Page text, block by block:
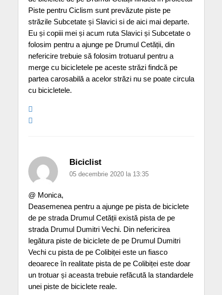
Piste pentru Ciclism sunt prevăzute piste pe
străzile Subcetate și Slavici si de aici mai departe.
Eu și copiii mei și acum ruta Slavici și Subcetate o
folosim pentru a ajunge pe Drumul Cetății, din
nefericire trebuie să folosim trotuarul pentru a
merge cu bicicletele pe aceste străzi findcă pe
partea carosabilă a acelor străzi nu se poate circula
cu bicicletele.
Biciclist
05 decembrie 2020 la 13:35
@ Monica,
Deasemenea pentru a ajunge pe pista de biciclete
de pe strada Drumul Cetății există pista de pe
strada Drumul Dumitri Vechi. Din nefericirea
legătura piste de biciclete de pe Drumul Dumitri
Vechi cu pista de pe Colibiței este un fiasco
deoarece în realitate pista de pe Colibiței este doar
un trotuar și aceasta trebuie refăcută la standardele
unei piste de biciclete reale.